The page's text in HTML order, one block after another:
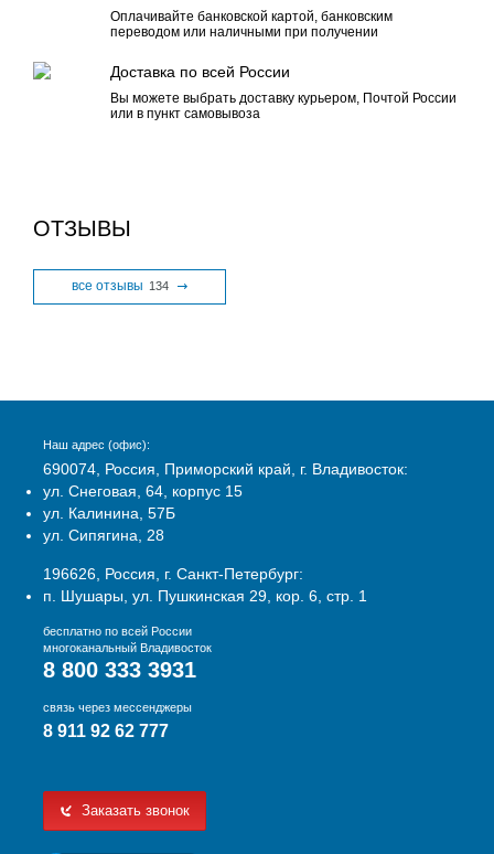
Оплачивайте банковской картой, банковским
переводом или наличными при получении
Доставка по всей России
Вы можете выбрать доставку курьером, Почтой России
или в пункт самовывоза
ОТЗЫВЫ
все отзывы 134
Наш адрес (офис):
690074, Россия, Приморский край, г. Владивосток:
ул. Снеговая, 64, корпус 15
ул. Калинина, 57Б
ул. Сипягина, 28
196626, Россия, г. Санкт-Петербург:
п. Шушары, ул. Пушкинская 29, кор. 6, стр. 1
бесплатно по всей России
многоканальный Владивосток
8 800 333 3931
связь через мессенджеры
8 911 92 62 777
Заказать звонок